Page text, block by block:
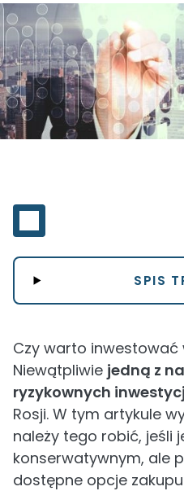
SPIS
Czy warto inwestować
Niewątpliwie jedną z
ryzykownych
Rosji. W tym artykule
należy tego robić, jeśli
konserwatywnym, ale
dostępne opcje